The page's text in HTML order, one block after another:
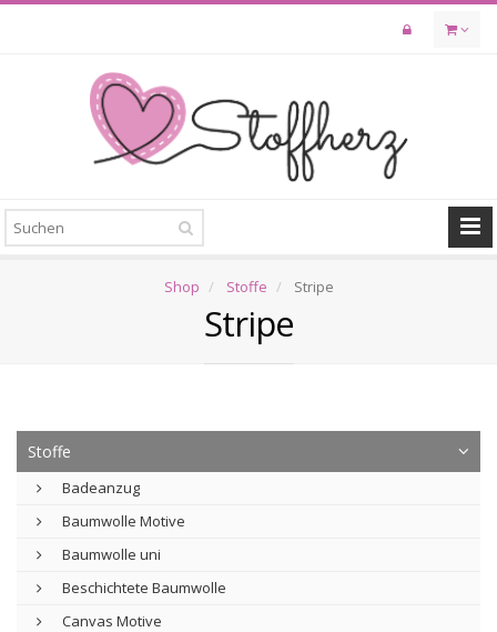
Skip
Shop Stoffe Stripe
Stripe
Stoffe
Badeanzug
Baumwolle Motive
Baumwolle uni
Beschichtete Baumwolle
Canvas Motive